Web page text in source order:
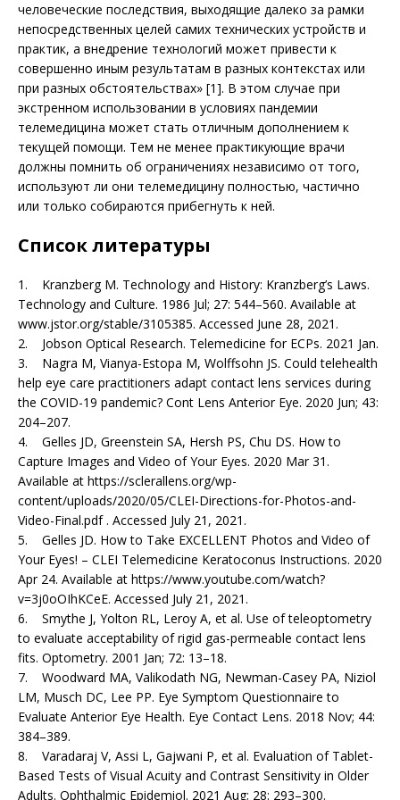
человеческие последствия, выходящие далеко за рамки
непосредственных целей самих технических устройств и
практик, а внедрение технологий может привести к
совершенно иным результатам в разных контекстах или
при разных обстоятельствах» [1]. В этом случае при
экстренном использовании в условиях пандемии
телемедицина может стать отличным дополнением к
текущей помощи. Тем не менее практикующие врачи
должны помнить об ограничениях независимо от того,
используют ли они телемедицину полностью, частично
или только собираются прибегнуть к ней.
Список литературы
1. Kranzberg M. Technology and History: Kranzberg’s Laws.
Technology and Culture. 1986 Jul; 27: 544–560. Available at
www.jstor.org/stable/3105385. Accessed June 28, 2021.
2. Jobson Optical Research. Telemedicine for ECPs. 2021 Jan.
3. Nagra M, Vianya-Estopa M, Wolffsohn JS. Could telehealth
help eye care practitioners adapt contact lens services during
the COVID-19 pandemic? Cont Lens Anterior Eye. 2020 Jun; 43:
204–207.
4. Gelles JD, Greenstein SA, Hersh PS, Chu DS. How to
Capture Images and Video of Your Eyes. 2020 Mar 31.
Available at https://sclerallens.org/wp-
content/uploads/2020/05/CLEI-Directions-for-Photos-and-
Video-Final.pdf . Accessed July 21, 2021.
5. Gelles JD. How to Take EXCELLENT Photos and Video of
Your Eyes! – CLEI Telemedicine Keratoconus Instructions. 2020
Apr 24. Available at https://www.youtube.com/watch?
v=3j0oOIhKCeE. Accessed July 21, 2021.
6. Smythe J, Yolton RL, Leroy A, et al. Use of teleoptometry
to evaluate acceptability of rigid gas-permeable contact lens
fits. Optometry. 2001 Jan; 72: 13–18.
7. Woodward MA, Valikodath NG, Newman-Casey PA, Niziol
LM, Musch DC, Lee PP. Eye Symptom Questionnaire to
Evaluate Anterior Eye Health. Eye Contact Lens. 2018 Nov; 44:
384–389.
8. Varadaraj V, Assi L, Gajwani P, et al. Evaluation of Tablet-
Based Tests of Visual Acuity and Contrast Sensitivity in Older
Adults. Ophthalmic Epidemiol. 2021 Aug; 28: 293–300.